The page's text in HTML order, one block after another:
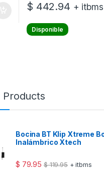
$ 442.94 + itbms
Disponible
Products
Bocina BT Klip Xtreme
Inalámbrico Xtech
$ 79.95 $119.95 + itbms